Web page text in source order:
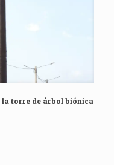
la torre de árbol biónica